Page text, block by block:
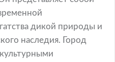
дикой природы и
наследия. Город